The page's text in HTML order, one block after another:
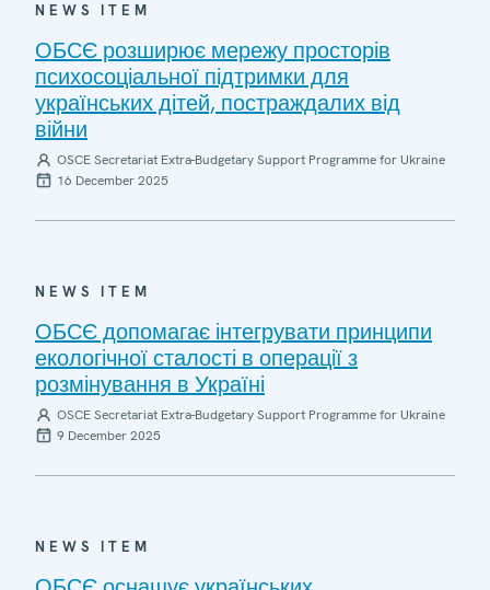
NEWS ITEM
ОБСЄ розширює мережу просторів
психосоціальної підтримки для
українських дітей, постраждалих від
війни
OSCE Secretariat Extra-Budgetary Support Programme for Ukraine
16 December 2025
NEWS ITEM
ОБСЄ допомагає інтегрувати принципи
екологічної сталості в операції з
розмінування в Україні
OSCE Secretariat Extra-Budgetary Support Programme for Ukraine
9 December 2025
NEWS ITEM